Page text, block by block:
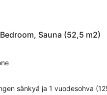
katto, valkoiset
Keltainen
Sauna (52,5 m2)
sänkyä ja 1 vuodesohva